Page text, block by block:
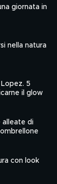
giornata in
nella natura
Lopez. 5
il glow
alleate di
con look